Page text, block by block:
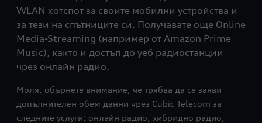
WLAN хотспот за своите мобилни устройства и
за тези на спътниците си. Получавате още Online
Media-Streaming (например от Amazon Prime
Music), както и достъп до уеб радиостанции
чрез онлайн радио.
Моля, обърнете внимание, че трябва да се заяви
допълнителен обем данни чрез Cubic Telecom за
следните услуги: онлайн радио, хибридно радио,